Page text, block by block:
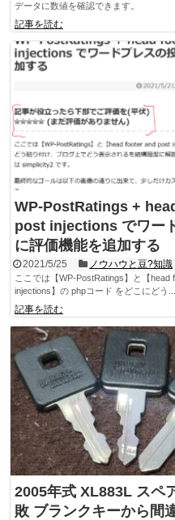
データに数値を確認できます。
記事を読む
WP-PostRatings +
post injections でワー
に評価機能を追加する
2021/5/25 ノウハウと豆?知識
ここでは【WP-PostRatings】と【head
injections】の phpコード をどこにどう...
記事を読む
2005年式 XL883L スペ
敗 ブランクキーから間